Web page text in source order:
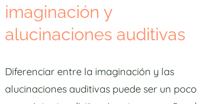
imaginación y
alucinaciones auditivas
Diferenciar entre la imaginación y las
alucinaciones auditivas puede ser un poco